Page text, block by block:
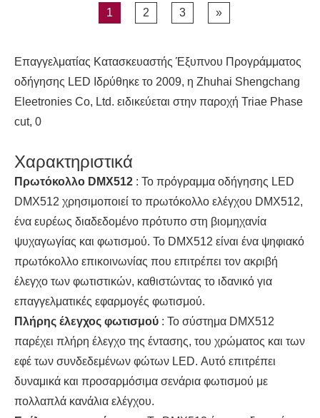
1 2 3 »
Επαγγελματίας Κατασκευαστής Έξυπνου Προγράμματος
οδήγησης LED Ιδρύθηκε το 2009, η Zhuhai Shengchang
Eleetronies Co, Ltd. ειδικεύεται στην παροχή Triae Phase
cut, 0
Χαρακτηριστικά
Πρωτόκολλο DMX512 : Το πρόγραμμα οδήγησης LED
DMX512 χρησιμοποιεί το πρωτόκολλο ελέγχου DMX512,
ένα ευρέως διαδεδομένο πρότυπο στη βιομηχανία
ψυχαγωγίας και φωτισμού. Το DMX512 είναι ένα ψηφιακό
πρωτόκολλο επικοινωνίας που επιτρέπει τον ακριβή
έλεγχο των φωτιστικών, καθιστώντας το ιδανικό για
επαγγελματικές εφαρμογές φωτισμού.
Πλήρης έλεγχος φωτισμού : Το σύστημα DMX512
παρέχει πλήρη έλεγχο της έντασης, του χρώματος και των
εφέ των συνδεδεμένων φώτων LED. Αυτό επιτρέπει
δυναμικά και προσαρμόσιμα σενάρια φωτισμού με
πολλαπλά κανάλια ελέγχου.